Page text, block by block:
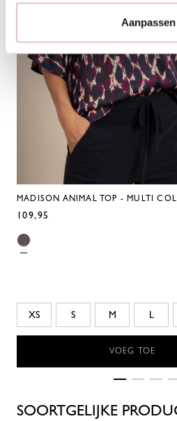
Aanpassen
MADISON ANIMAL TOP - MULTI
109,95
XS S M L
VOEG TOE
SOORTGELIJKE